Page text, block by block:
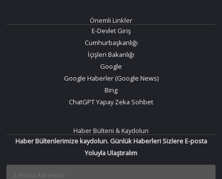
Önemli Linkler
E-Devlet Giriş
Cumhurbaşkanlığı
İçişleri Bakanlığı
Google
Google Haberler (Google News)
Bing
ChatGPT Yapay Zeka Sohbet
Haber Bülteni & Kaydolun
Haber Bültenlerimize kaydolun. Günlük Haberleri Sizlere E-posta
Yoluyla Ulaştıralım